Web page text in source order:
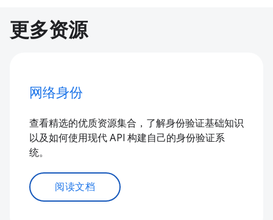
更多资源
网络身份
查看精选的优质资源集合，了解身份验证基础知识
以及如何使用现代 API 构建自己的身份验证系
统。
阅读文档